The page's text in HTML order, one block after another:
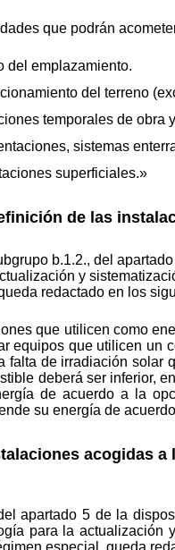
que podrán
del emplazamiento.
del terreno
temporales de obra
sistemas
superficiales.»
de las
b.1.2., del
y
redactado en los
que utilicen como
equipos que utilicen un
falta de irradiación solar
deberá ser inferior,
de acuerdo a la
su energía de
acogidas a
apartado 5 de la
para la actualización